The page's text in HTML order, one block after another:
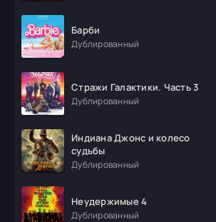
Барби
Дублированный
Стражи Галактики. Часть 3
Дублированный
Индиана Джонс и колесо
судьбы
Дублированный
Неудержимые 4
Дублированный